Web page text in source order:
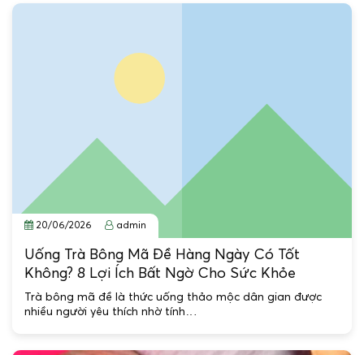
20/06/2026 admin
Uống Trà Bông Mã Đề Hàng Ngày Có Tốt
Không? 8 Lợi Ích Bất Ngờ Cho Sức Khỏe
Trà bông mã đề là thức uống thảo mộc dân gian được
nhiều người yêu thích nhờ tính…